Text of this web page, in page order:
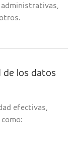
administrativas,
de los datos
efectivas,